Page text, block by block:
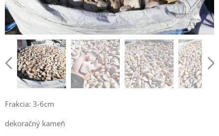
Frakcia: 3-6cm
dekoračný kameň